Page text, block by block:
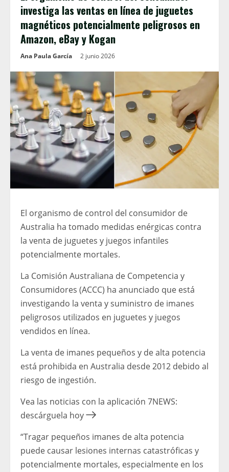
investiga las ventas en línea de juguetes
magnéticos potencialmente peligrosos en
Amazon, eBay y Kogan
Ana Paula García 2 junio 2026
El organismo de control del consumidor de
Australia ha tomado medidas enérgicas contra
la venta de juguetes y juegos infantiles
potencialmente mortales.
La Comisión Australiana de Competencia y
Consumidores (ACCC) ha anunciado que está
investigando la venta y suministro de imanes
peligrosos utilizados en juguetes y juegos
vendidos en línea.
La venta de imanes pequeños y de alta potencia
está prohibida en Australia desde 2012 debido al
riesgo de ingestión.
Vea las noticias con la aplicación 7NEWS:
descárguela hoy
“Tragar pequeños imanes de alta potencia
puede causar lesiones internas catastróficas y
potencialmente mortales, especialmente en los